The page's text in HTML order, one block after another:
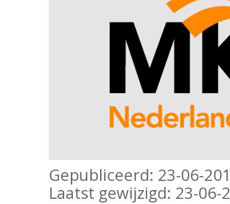
Gepubliceerd: 23-06-
Laatst gewijzigd: 23-06-